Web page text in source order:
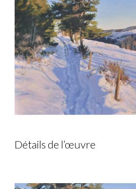
Détails de l’œuvre